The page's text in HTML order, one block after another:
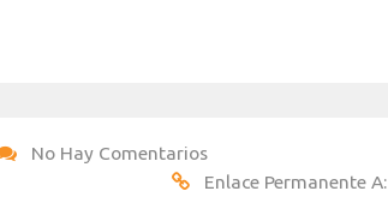
No Hay Comentarios
Enlace Permanente A: